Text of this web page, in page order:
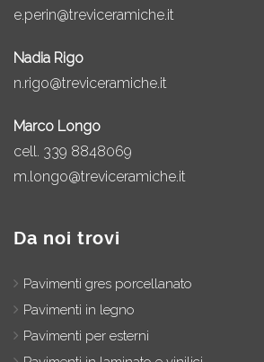
e.perin@treviceramiche.it
Nadia Rigo
n.rigo@treviceramiche.it
Marco Longo
cell. 339 8848069
m.longo@treviceramiche.it
Da noi trovi
Pavimenti gres porcellanato
Pavimenti in legno
Pavimenti per esterni